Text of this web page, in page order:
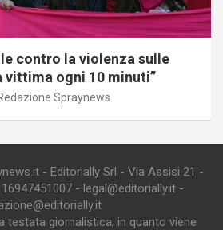
contro la violenza sulle
vittima ogni 10 minuti”
Spraynews
- Editorially Srl - Via Assisi 21 -
- legal@editorially.it -
testata giornalistica, in quanto viene